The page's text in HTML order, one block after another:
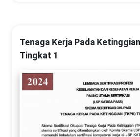
Tenaga Kerja Pada
Tingkat 1